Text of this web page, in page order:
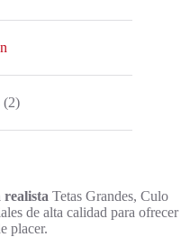
(2)
realista Tetas Grandes, Culo
de alta calidad para ofrecer
placer.